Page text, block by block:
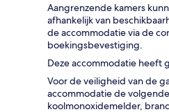
Aangrenzende kamers
afhankelijk van
de accommodatie via de
boekingsbevestiging.
Deze accommodatie heeft
Voor de veiligheid van de
accommodatie de
koolmonoxidemelder,